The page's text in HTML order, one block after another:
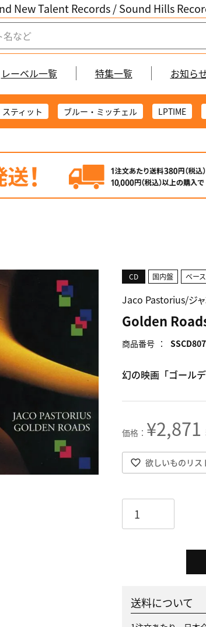
New Talent Records /Sound Hills
レーベル一覧 特集一覧 お知ら
ティット ブルー・ミッチェル LPTIME
CD 国内盤 ベー
Jaco Pastorius/ジャ
Golden
商品番号
幻の映画「ゴール
¥2,871
欲しいものリス
送料について